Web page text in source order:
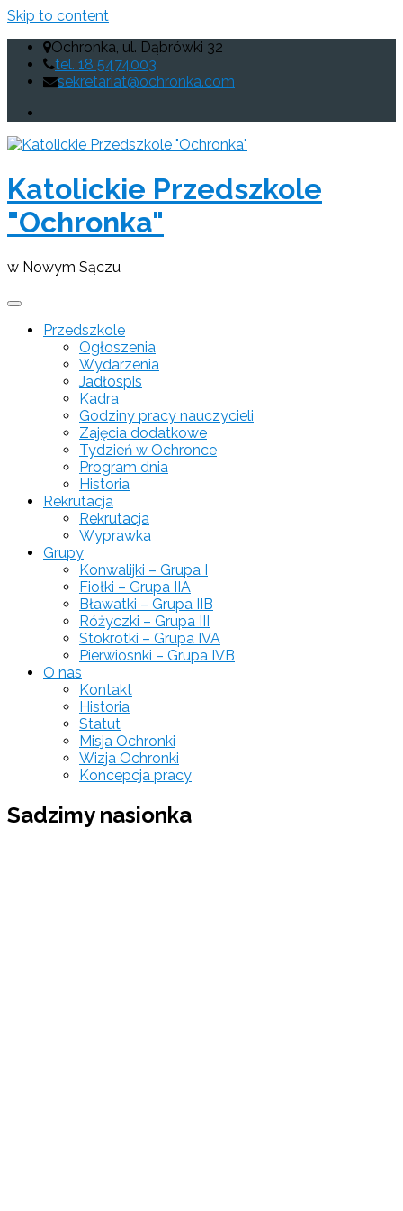
Skip to content
Ochronka, ul. Dąbrówki 32
tel. 18 5474003
sekretariat@ochronka.com
Katolickie Przedszkole
"Ochronka"
w Nowym Sączu
Przedszkole
Ogłoszenia
Wydarzenia
Jadłospis
Kadra
Godziny pracy nauczycieli
Zajęcia dodatkowe
Tydzień w Ochronce
Program dnia
Historia
Rekrutacja
Rekrutacja
Wyprawka
Grupy
Konwalijki – Grupa I
Fiołki – Grupa IIA
Bławatki – Grupa IIB
Różyczki – Grupa III
Stokrotki – Grupa IVA
Pierwiosnki – Grupa IVB
O nas
Kontakt
Historia
Statut
Misja Ochronki
Wizja Ochronki
Koncepcja pracy
Sadzimy nasionka